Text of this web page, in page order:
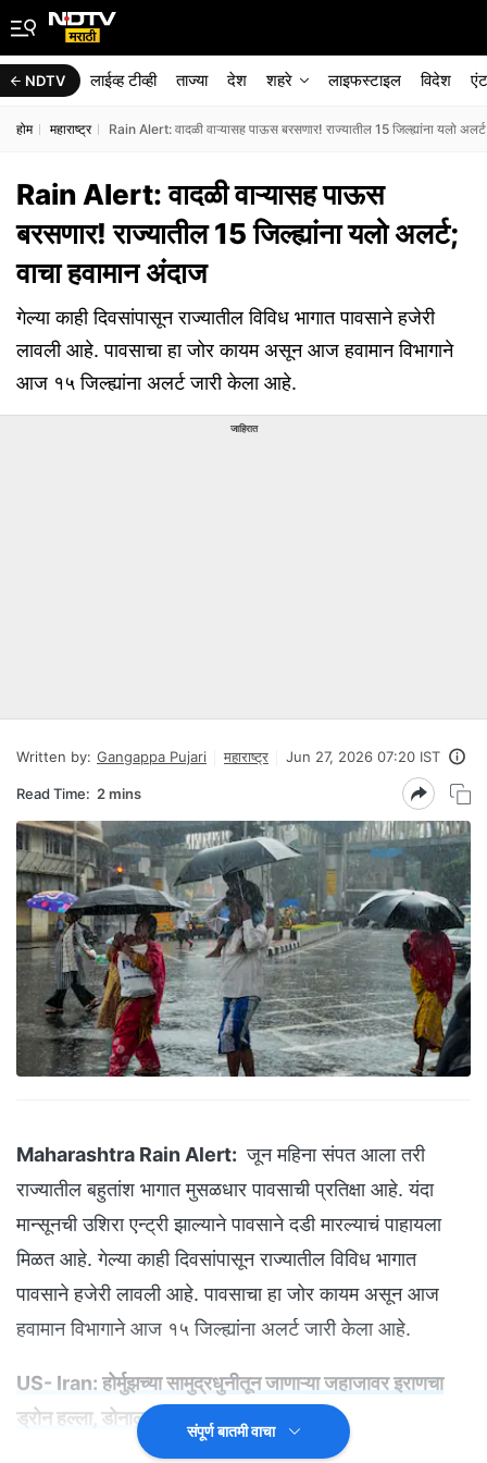
NDTV लाईव्ह टीव्ही ताज्या देश शहरे लाइफस्टाइल विदेश
होम महाराष्ट्र Rain Alert: वादळी वाऱ्यासह पाऊस बरसणार! राज्यातील 15 जिल्ह्यांना यलो
Rain Alert: वादळी वाऱ्यासह पाऊस
बरसणार! राज्यातील 15 जिल्ह्यांना यलो अलर्ट;
वाचा हवामान अंदाज
गेल्या काही दिवसांपासून राज्यातील विविध भागात पावसाने हजेरी
लावली आहे. पावसाचा हा जोर कायम असून आज हवामान विभागाने
आज १५ जिल्ह्यांना अलर्ट जारी केला आहे.
जाहिरात
Written by: Gangappa Pujari महाराष्ट्र Jun 27, 2026 07:20 IST
Read Time: 2 mins
Maharashtra Rain Alert: जून महिना संपत आला तरी
राज्यातील बहुतांश भागात मुसळधार पावसाची प्रतिक्षा आहे. यंदा
मान्सूनची उशिरा एन्ट्री झाल्याने पावसाने दडी मारल्याचं पाहायला
मिळत आहे. गेल्या काही दिवसांपासून राज्यातील विविध भागात
पावसाने हजेरी लावली आहे. पावसाचा हा जोर कायम असून आज
हवामान विभागाने आज १५ जिल्ह्यांना अलर्ट जारी केला आहे.
US- Iran: होर्मुझच्या सामुद्रधुनीतून जाणाऱ्या जहाजावर इराणचा
ड्रोन हल्ला, डोनाल्ड ट्रम्प भडकले
संपूर्ण बातमी वाचा